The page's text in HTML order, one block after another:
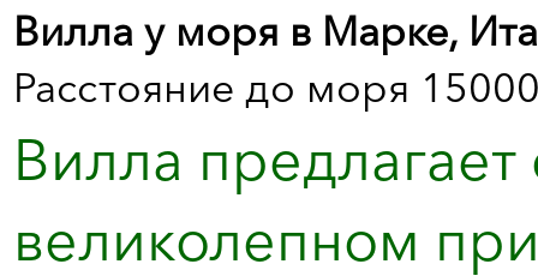
Вилла у моря в Марке,
Расстояние до моря
Вилла предлагает
великолепном